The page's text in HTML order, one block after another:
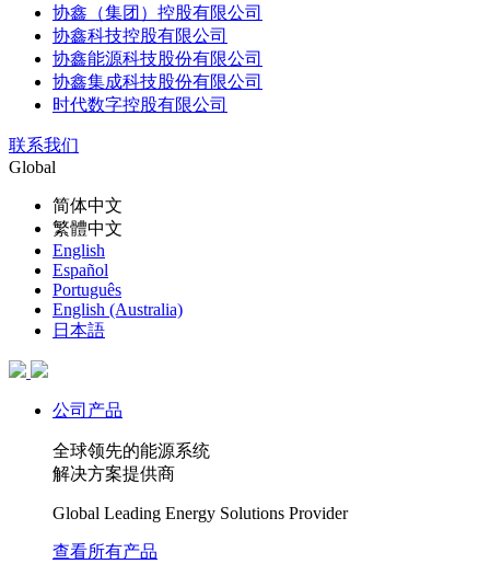
协鑫（集团）控股有限公司
协鑫科技控股有限公司
协鑫能源科技股份有限公司
协鑫集成科技股份有限公司
时代数字控股有限公司
联系我们
Global
简体中文
繁體中文
English
Español
Português
English (Australia)
日本語
公司产品
全球领先的能源系统
解决方案提供商
Global Leading Energy Solutions Provider
查看所有产品